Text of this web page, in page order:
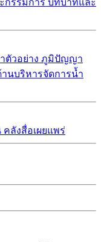
กรรมการ บทบาทและ
ตัวอย่าง ภูมิปัญญา
นบริหารจัดการน้ำ
คลังสื่อเผยแพร่